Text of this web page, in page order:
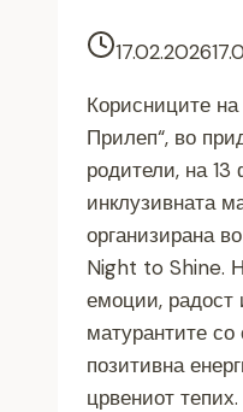
17.02.2026
Корисниците
Прилеп“, во
родители, на
инклузивната
организирана
Night to Shine.
емоции, радост
матурантите со
позитивна
црвениот